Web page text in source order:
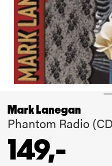
Mark Lanegan
Phantom Radio
149,-